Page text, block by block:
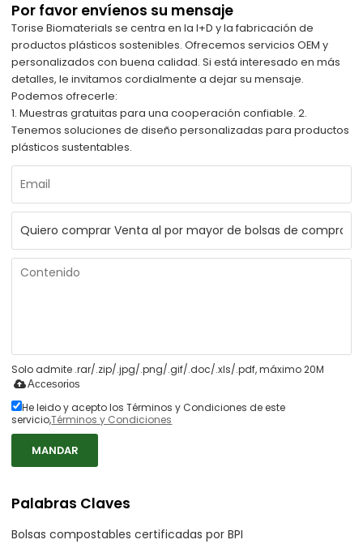
Por favor envíenos su mensaje
Torise Biomaterials se centra en la I+D y la fabricación de
productos plásticos sostenibles. Ofrecemos servicios OEM y
personalizados con buena calidad. Si está interesado en más
detalles, le invitamos cordialmente a dejar su mensaje.
Podemos ofrecerle:
1. Muestras gratuitas para una cooperación confiable. 2.
Tenemos soluciones de diseño personalizadas para productos
plásticos sustentables.
Solo admite .rar/.zip/.jpg/.png/.gif/.doc/.xls/.pdf, máximo 20M
Accesorios
He leido y acepto los Términos y Condiciones de este
servicio,Términos y Condiciones
MANDAR
Palabras Claves
Bolsas compostables certificadas por BPI